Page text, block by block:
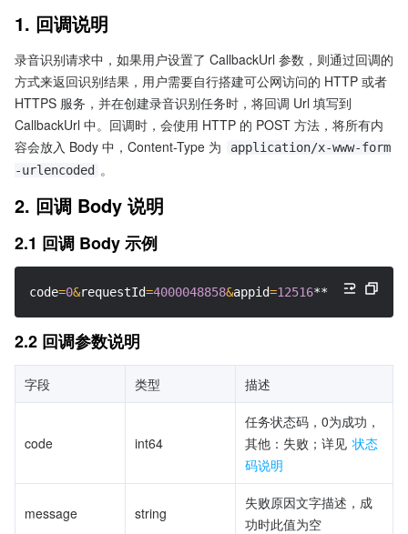
1. 回调说明
录音识别请求中，如果用户设置了 CallbackUrl 参数，则通过回调的
方式来返回识别结果，用户需要自行搭建可公网访问的 HTTP 或者
HTTPS 服务，并在创建录音识别任务时，将回调 Url 填写到
CallbackUrl 中。回调时，会使用 HTTP 的 POST 方法，将所有内
容会放入 Body 中，Content-Type 为
application/x-www-form
-urlencoded 。
2. 回调 Body 说明
2.1 回调 Body 示例
code=0&requestId=4000048858&appid=12516**** &
2.2 回调参数说明
字段 类型 描述
code int64
任务状态码，0为成功，
其他：失败；详见 状态
码说明
message string
失败原因文字描述，成
功时此值为空